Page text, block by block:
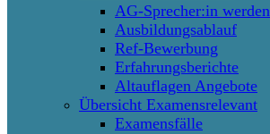
AG-Sprecher:in werden
Ausbildungsablauf
Ref-Bewerbung
Erfahrungsberichte
Altauflagen Angebote
Übersicht Examensrelevant
Examensfälle